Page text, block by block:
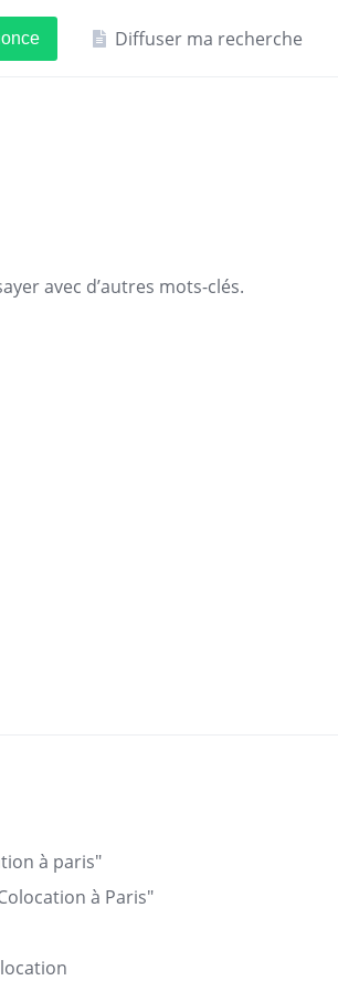
Diffuser ma recherche
avec d’autres mots-clés.
à paris"
à Paris"